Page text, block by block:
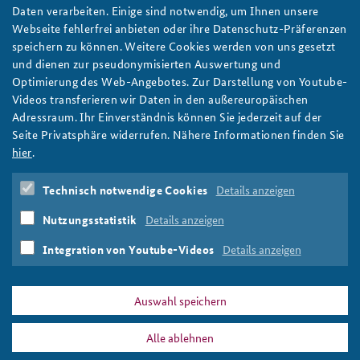
2026 für die deutsche Krisenvorsorge bedeutet
Der Berliner Blackout Anfang 2026 verdeutlicht dringenden
Handlungsbedarf für Resilienz und Krisenvorsorge in
Deutschland, schreibt ein Autorenteam des IFSH. Foto:
THW/Viktoria Pfeiffer
weiter
Arbeitspapier ,KRITIS,Kritische Infrastruktur,Berlin,
Energieversorgung,KRITIS-Dachgesetz,Krisenvorsorge,
Notstrom,Resilienz,Kommunen Katastrophenschutz
Bevölkerungsschutz
,Zivilschutz,
Sabotage, Desinformation,Cyberangriffe
Zivilgesellschcaft,Solidarität,Handlungsbedarf
DATA PRIVACY IMPRINT
Daten verarbeiten. Einige sind notwendig, um Ihnen unsere
Webseite fehlerfrei anbieten oder ihre Datenschutz-Präferenzen
speichern zu können. Weitere Cookies werden von uns gesetzt
und dienen zur pseudonymisierten Auswertung und
Optimierung des Web-Angebotes. Zur Darstellung von Youtube-
Videos transferieren wir Daten in den außereuropäischen
Adressraum. Ihr Einverständnis können Sie jederzeit auf der
Seite Privatsphäre widerrufen. Nähere Informationen finden Sie
hier.
Technisch notwendige Cookies Details anzeigen
Nutzungsstatistik Details anzeigen
Integration von Youtube-Videos Details anzeigen
Auswahl speichern
Alle ablehnen